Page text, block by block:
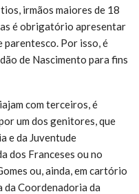
irmãos maiores de 18
é obrigatório apresentar
parentesco. Por isso, é
de Nascimento para fins
com terceiros, é
um dos genitores, que
e da Juventude
dos Franceses ou no
ou, ainda, em cartório
da Coordenadoria da